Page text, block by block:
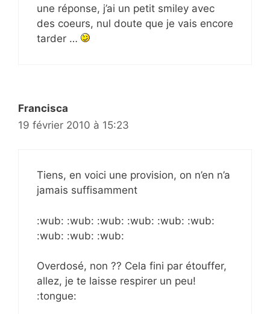
une réponse, j’ai un petit smiley avec
des coeurs, nul doute que je vais encore
tarder …
Francisca
19 février 2010 à 15:23
Tiens, en voici une provision, on n’en n’a
jamais suffisamment
:wub: :wub: :wub: :wub: :wub: :wub:
:wub: :wub: :wub:
Overdosé, non ?? Cela fini par étouffer,
allez, je te laisse respirer un peu!
:tongue: